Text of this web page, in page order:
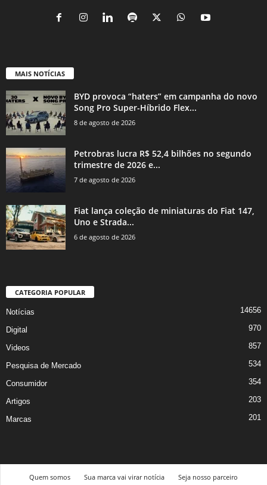
MAIS NOTÍCIAS
BYD provoca “haters” em campanha do novo
Song Pro Super-Híbrido Flex...
8 de agosto de 2026
Petrobras lucra R$ 52,4 bilhões no segundo
trimestre de 2026 e...
7 de agosto de 2026
Fiat lança coleção de miniaturas do Fiat 147,
Uno e Strada...
6 de agosto de 2026
CATEGORIA POPULAR
Notícias 14656
Digital 970
Videos 857
Pesquisa de Mercado 534
Consumidor 354
Artigos 203
Marcas 201
Quem somos Sua marca vai virar notícia Seja nosso parceiro